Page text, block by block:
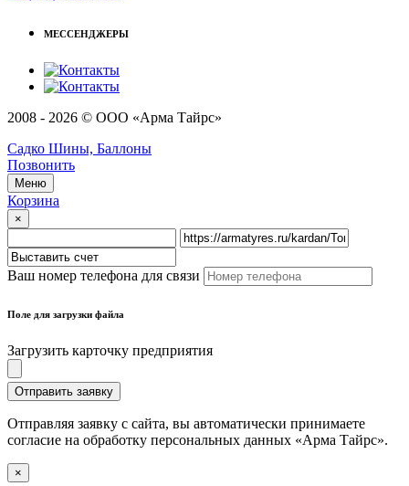
МЕССЕНДЖЕРЫ
2008 - 2026 © ООО «Арма Тайрс»
Садко Шины, Баллоны
Позвонить
Меню
Корзина
×
Ваш номер телефона для связи
Поле для загрузки файла
Загрузить карточку предприятия
Отправить заявку
Отправляя заявку с сайта, вы автоматически принимаете
согласие на обработку персональных данных «Арма Тайрс».
×